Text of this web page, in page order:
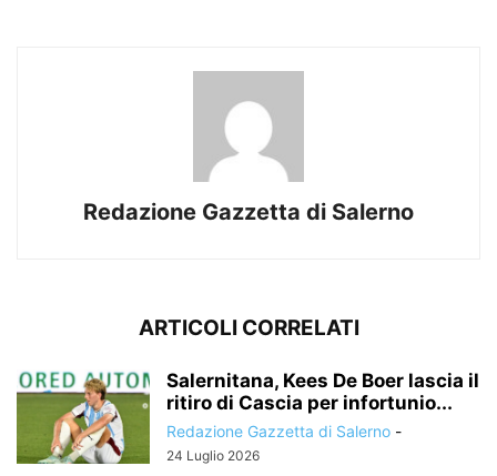
Redazione Gazzetta di Salerno
ARTICOLI CORRELATI
Salernitana, Kees De Boer lascia il
ritiro di Cascia per infortunio...
Redazione Gazzetta di Salerno -
24 Luglio 2026